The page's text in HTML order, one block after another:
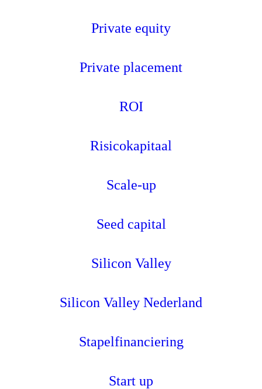
Private equity
Private placement
ROI
Risicokapitaal
Scale-up
Seed capital
Silicon Valley
Silicon Valley Nederland
Stapelfinanciering
Start up